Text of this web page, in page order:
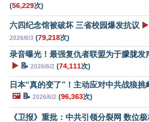
(56,229次)
六四纪念馆被破坏 三省校园爆发抗议 ▶️
2026/6/3 (79,218次)
录音曝光！最强复仇者联盟为于朦胧发
▶️ 📝 2026/6/2 (74,111次)
日本“真的变了”！主动应对中共战狼挑
🖼️📝 2026/6/2 (96,363次)
《卫报》重批：中共引领分裂网 数位